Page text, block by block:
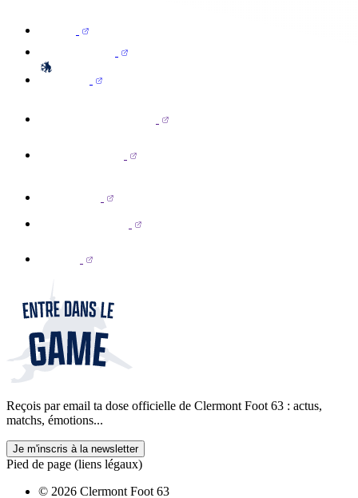
Reçois par email ta dose officielle de Clermont Foot 63 : actus,
matchs, émotions...
Je m'inscris à la newsletter
Pied de page (liens légaux)
© 2026 Clermont Foot 63